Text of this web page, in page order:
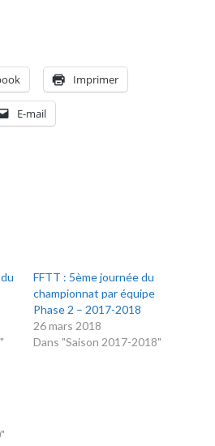
Imprimer
E-mail
FFTT : 5ème journée du
championnat par équipe
Phase 2 – 2017-2018
26 mars 2018
Dans "Saison 2017-2018"